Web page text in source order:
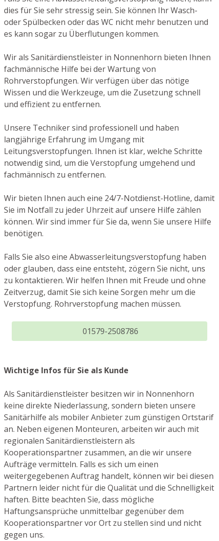
dies für Sie sehr stressig sein. Sie können Ihr Wasch-
oder Spülbecken oder das WC nicht mehr benutzen und
es kann sogar zu Überflutungen kommen.
Wir als Sanitärdienstleister in Nonnenhorn bieten Ihnen
fachmännische Hilfe bei der Wartung von
Rohrverstopfungen. Wir verfügen über das nötige
Wissen und die Werkzeuge, um die Zusetzung schnell
und effizient zu entfernen.
Unsere Techniker sind professionell und haben
langjährige Erfahrung im Umgang mit
Leitungsverstopfungen. Ihnen ist klar, welche Schritte
notwendig sind, um die Verstopfung umgehend und
fachmännisch zu entfernen.
Wir bieten Ihnen auch eine 24/7-Notdienst-Hotline, damit
Sie im Notfall zu jeder Uhrzeit auf unsere Hilfe zählen
können. Wir sind immer für Sie da, wenn Sie unsere Hilfe
benötigen.
Falls Sie also eine Abwasserleitungsverstopfung haben
oder glauben, dass eine entsteht, zögern Sie nicht, uns
zu kontaktieren. Wir helfen Ihnen mit Freude und ohne
Zeitverzug, damit Sie sich keine Sorgen mehr um die
Verstopfung. Rohrverstopfung machen müssen.
01579-2508786
Wichtige Infos für Sie als Kunde
Als Sanitärdienstleister besitzen wir in Nonnenhorn
keine direkte Niederlassung, sondern bieten unsere
Sanitärhilfe als mobiler Anbieter zum günstigen Ortstarif
an. Neben eigenen Monteuren, arbeiten wir auch mit
regionalen Sanitärdienstleistern als
Kooperationspartner zusammen, an die wir unsere
Aufträge vermitteln. Falls es sich um einen
weitergegebenen Auftrag handelt, können wir bei diesen
Partnern leider nicht für die Qualität und die Schnelligkeit
haften. Bitte beachten Sie, dass mögliche
Haftungsansprüche unmittelbar gegenüber dem
Kooperationspartner vor Ort zu stellen sind und nicht
gegen uns.